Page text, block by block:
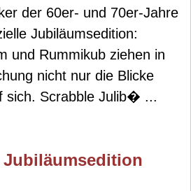
der 60er- und 70er-Jahre
Jubiläumsedition:
und Rummikub ziehen in
nicht nur die Blicke
sich. Scrabble Julib� ...